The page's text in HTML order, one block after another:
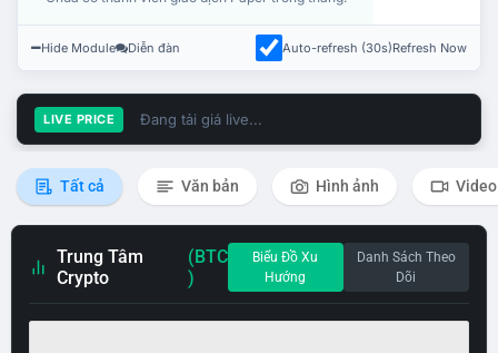
Hide Module Diễn đàn Auto-refresh (30s)Refresh Now
LIVE PRICE Đang tải giá live...
Tất cả Văn bản Hình ảnh Video
Trung Tâm
Crypto
(BTC
)
Biểu Đồ Xu
Hướng
Danh Sách Theo
Dõi